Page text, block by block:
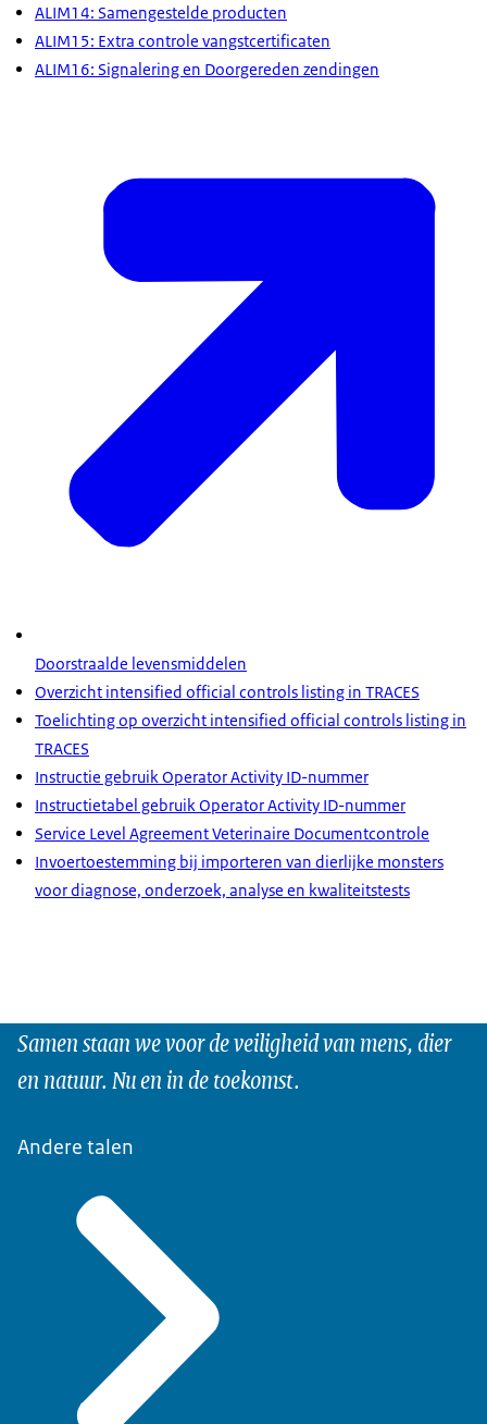
ALIM14: Samengestelde producten
ALIM15: Extra controle vangstcertificaten
ALIM16: Signalering en Doorgereden zendingen
Doorstraalde levensmiddelen
Overzicht intensified official controls listing in TRACES
Toelichting op overzicht intensified official controls listing in
TRACES
Instructie gebruik Operator Activity ID-nummer
Instructietabel gebruik Operator Activity ID-nummer
Service Level Agreement Veterinaire Documentcontrole
Invoertoestemming bij importeren van dierlijke monsters
voor diagnose, onderzoek, analyse en kwaliteitstests
Samen staan we voor de veiligheid van mens, dier
en natuur. Nu en in de toekomst.
Andere talen